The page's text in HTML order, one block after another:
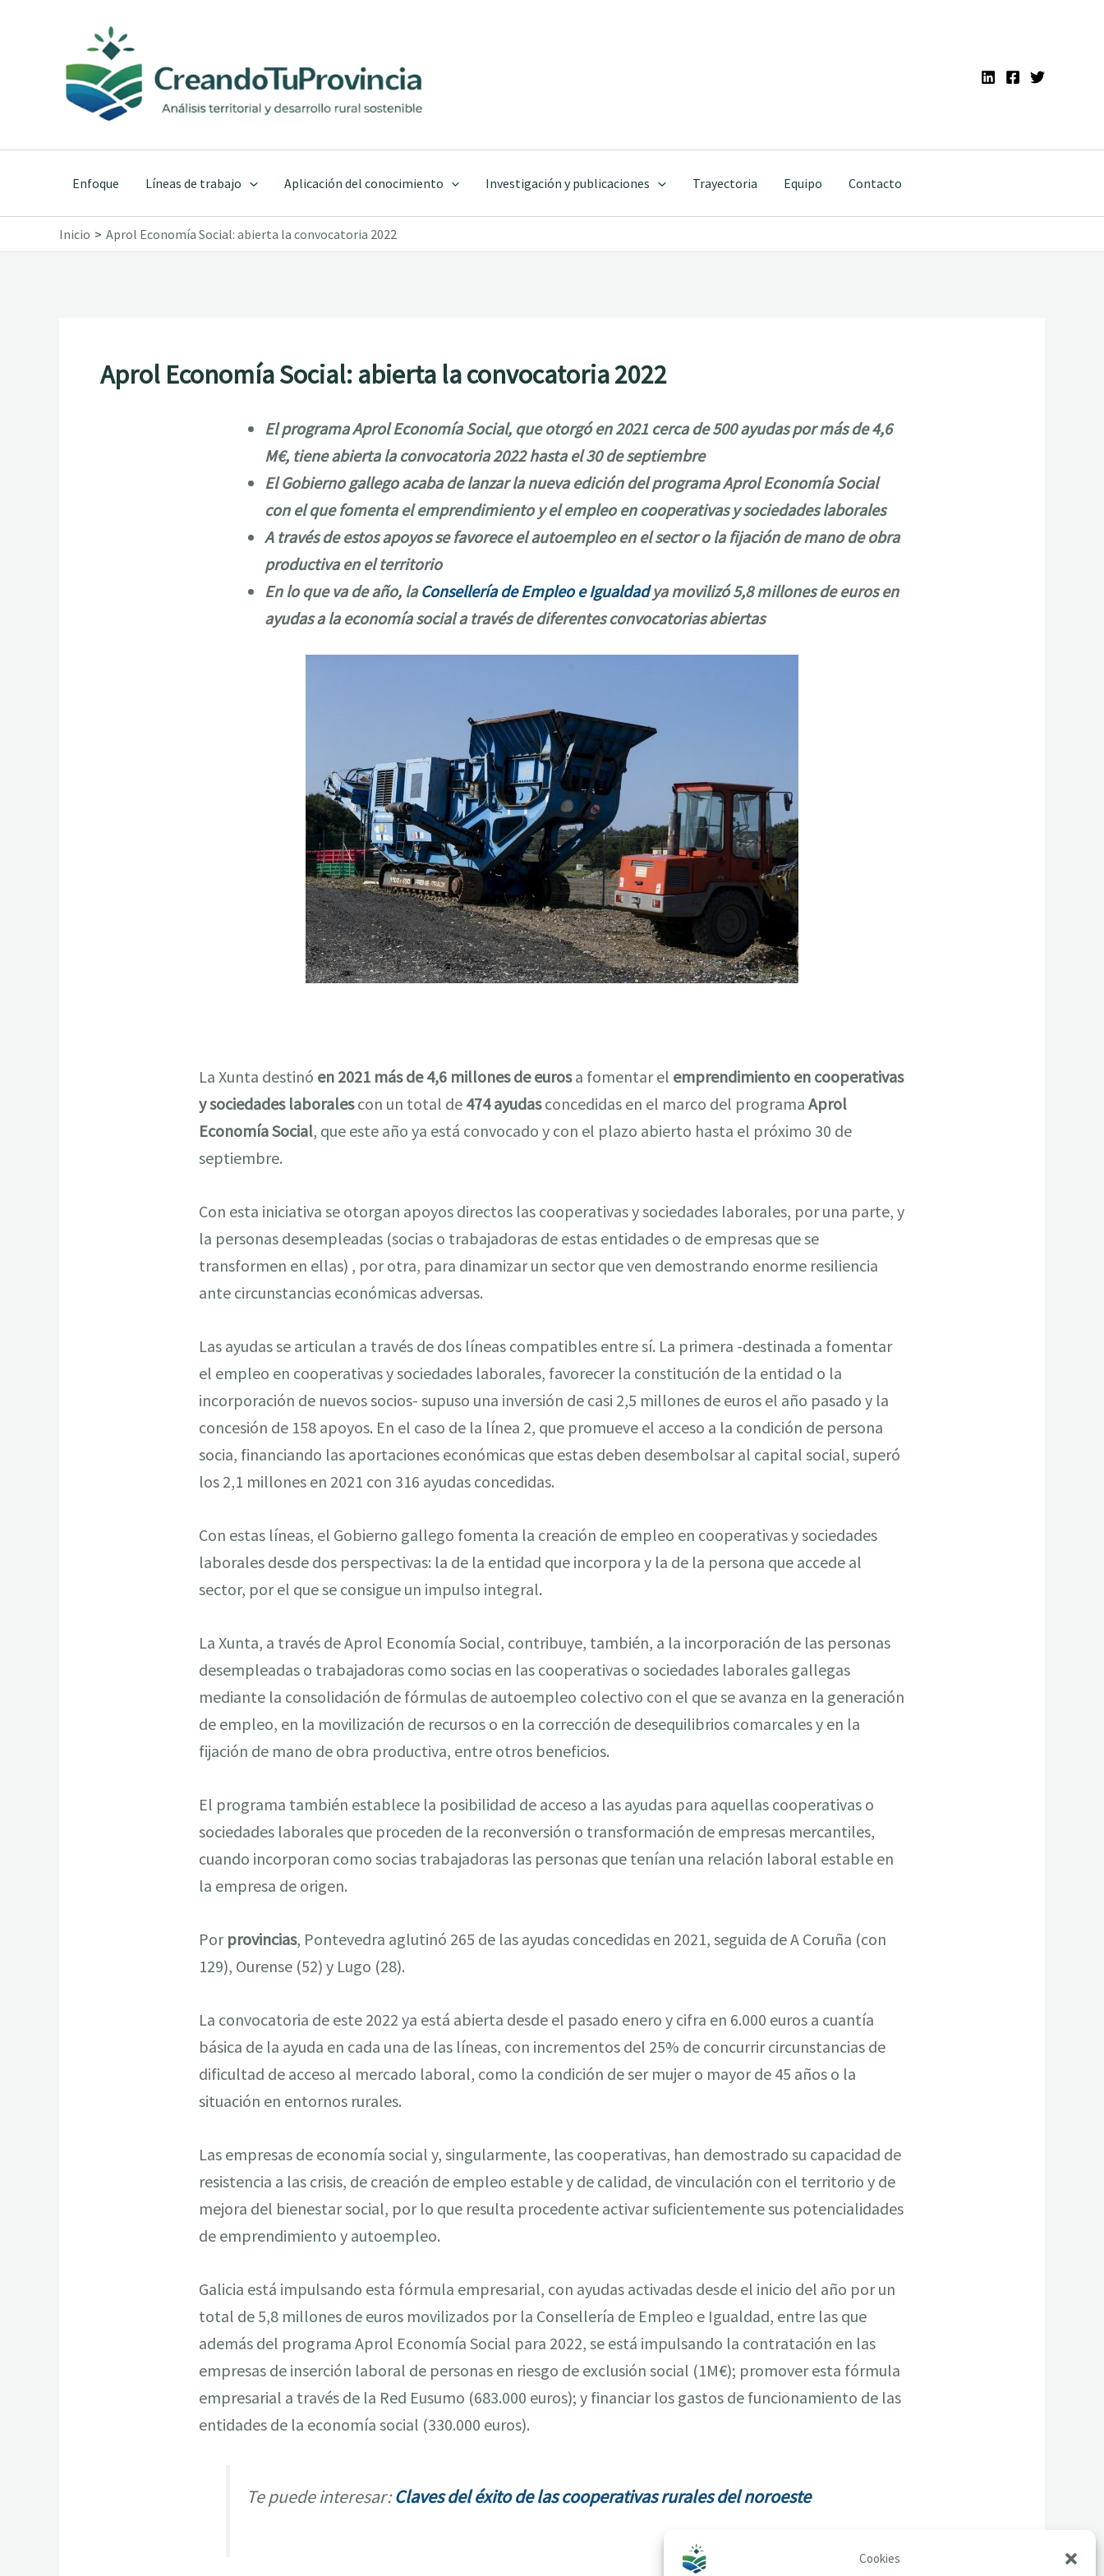
Cookies
contenido
Enfoque Líneas de trabajo Aplicación del conocimiento Investigación y publicaciones Trayectoria Equipo Contacto
Inicio Aprol Economía Social: abierta la convocatoria 2022
Aprol Economía Social: abierta la convocatoria 2022
El programa Aprol Economía Social, que otorgó en 2021 cerca de 500 ayudas por más de 4,6
M€, tiene abierta la convocatoria 2022 hasta el 30 de septiembre
El Gobierno gallego acaba de lanzar la nueva edición del programa Aprol Economía Social
con el que fomenta el emprendimiento y el empleo en cooperativas y sociedades laborales
A través de estos apoyos se favorece el autoempleo en el sector o la fijación de mano de obra
productiva en el territorio
En lo que va de año, la Consellería de Empleo e Igualdadya movilizó 5,8 millones de euros en
ayudas a la economía social a través de diferentes convocatorias abiertas
La Xunta destinó en 2021 más de 4,6 millones de eurosa fomentar el emprendimiento en cooperativas
y sociedades laboralescon un total de 474 ayudasconcedidas en el marco del programa Aprol
Economía Social, que este año ya está convocado y con el plazo abierto hasta el próximo 30 de
septiembre.
Con esta iniciativa se otorgan apoyos directos las cooperativas y sociedades laborales, por una parte, y
la personas desempleadas (socias o trabajadoras de estas entidades o de empresas que se
transformen en ellas) , por otra, para dinamizar un sector que ven demostrando enorme resiliencia
ante circunstancias económicas adversas.
Las ayudas se articulan a través de dos líneas compatibles entre sí. La primera -destinada a fomentar
el empleo en cooperativas y sociedades laborales, favorecer la constitución de la entidad o la
incorporación de nuevos socios- supuso una inversión de casi 2,5 millones de euros el año pasado y la
concesión de 158 apoyos. En el caso de la línea 2, que promueve el acceso a la condición de persona
socia, financiando las aportaciones económicas que estas deben desembolsar al capital social, superó
los 2,1 millones en 2021 con 316 ayudas concedidas.
Con estas líneas, el Gobierno gallego fomenta la creación de empleo en cooperativas y sociedades
laborales desde dos perspectivas: la de la entidad que incorpora y la de la persona que accede al
sector, por el que se consigue un impulso integral.
La Xunta, a través de Aprol Economía Social, contribuye, también, a la incorporación de las personas
desempleadas o trabajadoras como socias en las cooperativas o sociedades laborales gallegas
mediante la consolidación de fórmulas de autoempleo colectivo con el que se avanza en la generación
de empleo, en la movilización de recursos o en la corrección de desequilibrios comarcales y en la
fijación de mano de obra productiva, entre otros beneficios.
El programa también establece la posibilidad de acceso a las ayudas para aquellas cooperativas o
sociedades laborales que proceden de la reconversión o transformación de empresas mercantiles,
cuando incorporan como socias trabajadoras las personas que tenían una relación laboral estable en
la empresa de origen.
Por provincias, Pontevedra aglutinó 265 de las ayudas concedidas en 2021, seguida de A Coruña (con
129), Ourense (52) y Lugo (28).
La convocatoria de este 2022 ya está abierta desde el pasado enero y cifra en 6.000 euros a cuantía
básica de la ayuda en cada una de las líneas, con incrementos del 25% de concurrir circunstancias de
dificultad de acceso al mercado laboral, como la condición de ser mujer o mayor de 45 años o la
situación en entornos rurales.
Las empresas de economía social y, singularmente, las cooperativas, han demostrado su capacidad de
resistencia a las crisis, de creación de empleo estable y de calidad, de vinculación con el territorio y de
mejora del bienestar social, por lo que resulta procedente activar suficientemente sus potencialidades
de emprendimiento y autoempleo.
Galicia está impulsando esta fórmula empresarial, con ayudas activadas desde el inicio del año por un
total de 5,8 millones de euros movilizados por la Consellería de Empleo e Igualdad, entre las que
además del programa Aprol Economía Social para 2022, se está impulsando la contratación en las
empresas de inserción laboral de personas en riesgo de exclusión social (1M€); promover esta fórmula
empresarial a través de la Red Eusumo (683.000 euros); y financiar los gastos de funcionamiento de las
entidades de la economía social (330.000 euros).
Te puede interesar:Claves del éxito de las cooperativas rurales del noroeste